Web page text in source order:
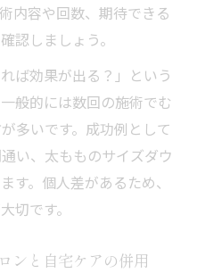
内容や回数、期待できる
認しましょう。
ば効果が出る？」という
般的には数回の施術でむ
多いです。成功例として
い、太もものサイズダウ
す。個人差があるため、
切です。
ンと自宅ケアの併用